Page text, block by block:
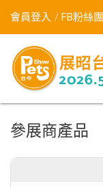
會員登入 FB粉絲團
參展商產品